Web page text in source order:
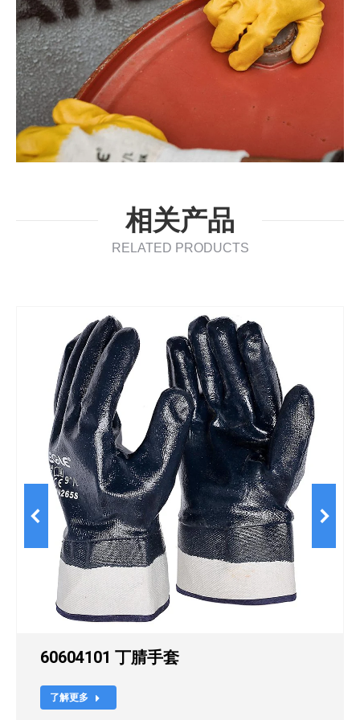
相关产品
RELATED PRODUCTS
60604101 丁腈手套
了解更多